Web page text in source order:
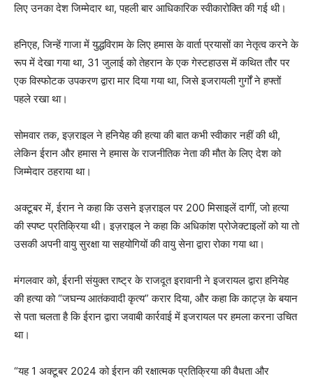
लिए उनका देश जिम्मेदार था, पहली बार आधिकारिक स्वीकारोक्ति की गई थी।
हनिएह, जिन्हें गाजा में युद्धविराम के लिए हमास के वार्ता प्रयासों का नेतृत्व करने के
रूप में देखा गया था, 31 जुलाई को तेहरान के एक गेस्टहाउस में कथित तौर पर
एक विस्फोटक उपकरण द्वारा मार दिया गया था, जिसे इजरायली गुर्गों ने हफ्तों
पहले रखा था।
सोमवार तक, इज़राइल ने हनियेह की हत्या की बात कभी स्वीकार नहीं की थी,
लेकिन ईरान और हमास ने हमास के राजनीतिक नेता की मौत के लिए देश को
जिम्मेदार ठहराया था।
अक्टूबर में, ईरान ने कहा कि उसने इज़राइल पर 200 मिसाइलें दागीं, जो हत्या
की स्पष्ट प्रतिक्रिया थी। इज़राइल ने कहा कि अधिकांश प्रोजेक्टाइलों को या तो
उसकी अपनी वायु सुरक्षा या सहयोगियों की वायु सेना द्वारा रोका गया था।
मंगलवार को, ईरानी संयुक्त राष्ट्र के राजदूत इरावानी ने इजरायल द्वारा हनियेह
की हत्या को “जघन्य आतंकवादी कृत्य” करार दिया, और कहा कि काट्ज़ के बयान
से पता चलता है कि ईरान द्वारा जवाबी कार्रवाई में इजरायल पर हमला करना उचित
था।
“यह 1 अक्टूबर 2024 को ईरान की रक्षात्मक प्रतिक्रिया की वैधता और